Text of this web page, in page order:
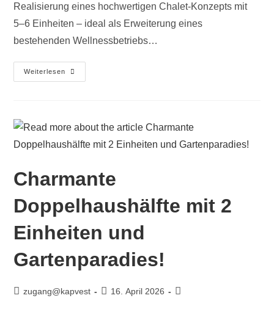
Realisierung eines hochwertigen Chalet-Konzepts mit
5–6 Einheiten – ideal als Erweiterung eines
bestehenden Wellnessbetriebs…
Weiterlesen
Charmante
Doppelhaushälfte mit 2
Einheiten und
Gartenparadies!
zugang@kapvest 16. April 2026